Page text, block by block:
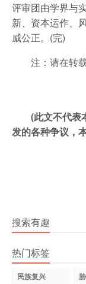
评审团由学界与
新、资本运作、
威公正。(完)
注：请在转
(此文不代表
发的各种争议，
搜索有趣
热门标签
民族复兴